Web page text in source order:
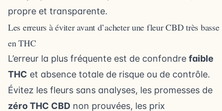
propre et transparente.
Les erreurs à éviter avant d’acheter une fleur CBD très basse
en THC
L’erreur la plus fréquente est de confondre faible
THC et absence totale de risque ou de contrôle.
Évitez les fleurs sans analyses, les promesses de
zéro THC CBD non prouvées, les prix